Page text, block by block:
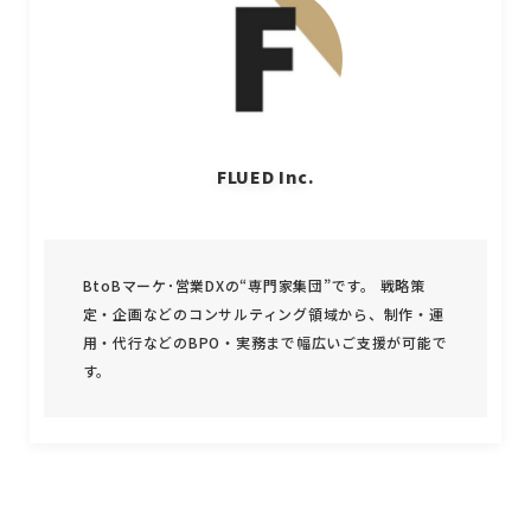
FLUED Inc.
BtoBマーケ･営業DXの“専門家集団”です。 戦略策
定・企画などのコンサルティング領域から、制作・運
用・代行などのBPO・実務まで幅広いご支援が可能で
す。